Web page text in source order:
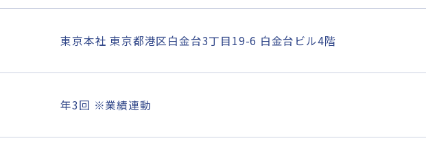
東京本社 東京都港区白金台3丁目19-6 白金台ビル4階
年3回 ※業績連動